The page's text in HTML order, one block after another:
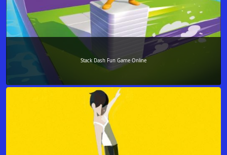
Stack Dash Fun Game Online